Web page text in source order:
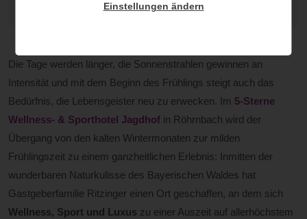
© Michael Huber
Die Tage werden länger, die Sonnenstrahlen gewinnen an
Intensität und mit dem Beginn des Frühlings steigt auch das
Bedürfnis, die Lebensgeister neu zu erwecken. Im 5-Sterne
Wellness- & Sporthotel Jagdhof in Röhrnbach wird der
Übergang von den kalten Wintermonaten zur milden
Frühlingszeit zu einem ganzheitlichen Erlebnis: Inmitten der
wunderbaren Naturkulisse des Bayerischen Waldes hat
Gastgeberfamilie Ritzinger einen Ort geschaffen, an dem sich
Wellness, Sport und Luxus zu einer Auszeit auf allerhöchstem
Einstellungen ändern